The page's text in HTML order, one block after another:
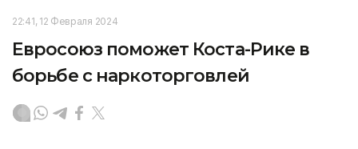
22:41, 12 Февраля 2024
Евросоюз поможет Коста-Рике в
борьбе с наркоторговлей